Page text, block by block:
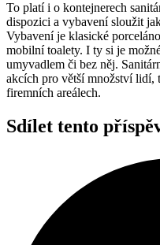
To platí i o kontejnerech
dispozici a vybavení sloužit
Vybavení je klasické
mobilní toalety. I ty si je
umyvadlem či bez něj.
akcích pro větší množství lidí,
firemních areálech.
Sdílet tento